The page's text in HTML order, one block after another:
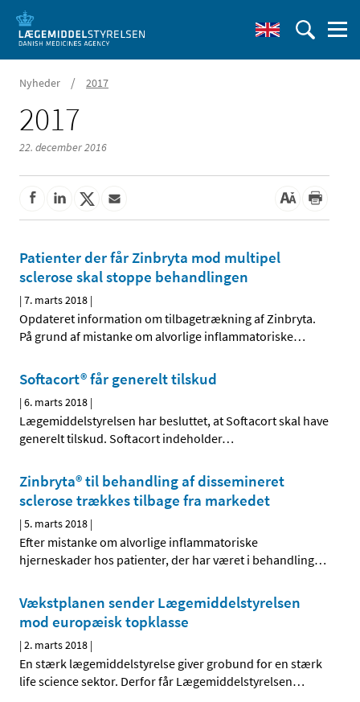
Nyheder / 2017
2017
22. december 2016
Patienter der får Zinbryta mod multipel
sclerose skal stoppe behandlingen
|7. marts 2018 |
Opdateret information om tilbagetrækning af Zinbryta.
På grund af mistanke om alvorlige inflammatoriske…
Softacort® får generelt tilskud
|6. marts 2018 |
Lægemiddelstyrelsen har besluttet, at Softacort skal have
generelt tilskud. Softacort indeholder…
Zinbryta® til behandling af dissemineret
sclerose trækkes tilbage fra markedet
|5. marts 2018 |
Efter mistanke om alvorlige inflammatoriske
hjerneskader hos patienter, der har været i behandling…
Vækstplanen sender Lægemiddelstyrelsen
mod europæisk topklasse
|2. marts 2018 |
En stærk lægemiddelstyrelse giver grobund for en stærk
life science sektor. Derfor får Lægemiddelstyrelsen…